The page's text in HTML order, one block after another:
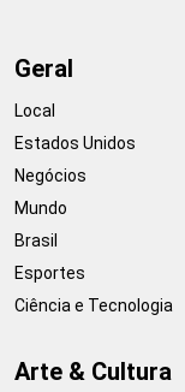
Geral
Local
Estados Unidos
Negócios
Mundo
Brasil
Esportes
Ciência e Tecnologia
Arte & Cultura